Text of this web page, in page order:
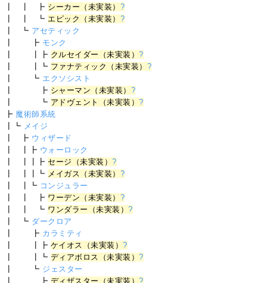
┃ ┃ ┣ シーカー（未実装） ?
┃ ┃ ┗ エピック（未実装） ?
┃ ┗ アセティック
┃ ┣ モンク
┃ ┃┣ クルセイダー（未実装）?
┃ ┃┗ ファナティック（未実装） ?
┃ ┗ エクソシスト
┃ ┣ シャーマン（未実装） ?
┃ ┗ アドヴェント（未実装）?
┣ 魔術師系統
┃┗ メイジ
┃ ┣ ウィザード
┃ ┃┣ ウォーロック
┃ ┃┃┣ セージ（未実装）?
┃ ┃┃┗ メイガス（未実装） ?
┃ ┃┗ コンジュラー
┃ ┃ ┣ ワーデン（未実装） ?
┃ ┃ ┗ ワンダラー（未実装）?
┃ ┗ ダークロア
┃ ┣ カラミティ
┃ ┃┣ ケイオス（未実装）?
┃ ┃┗ ディアボロス（未実装）?
┃ ┗ ジェスター
┃ ┣ ディザスター（未実装）?